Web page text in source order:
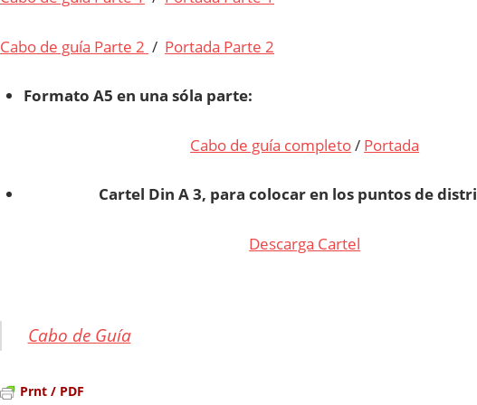
Cabo de guía Parte 2 / Portada Parte 2
Formato A5 en una sóla parte:
Cabo de guía completo/ Portada
Cartel Din A 3, para colocar en los puntos de
Descarga Cartel
Cabo de Guía
Prnt / PDF